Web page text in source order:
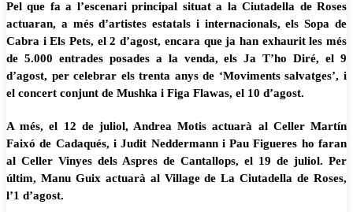
Pel que fa a l’escenari principal situat a la Ciutadella de Roses
actuaran, a més d’artistes estatals i internacionals, els Sopa de
Cabra i Els Pets, el 2 d’agost, encara que ja han exhaurit les més
de 5.000 entrades posades a la venda, els Ja T’ho Diré, el 9
d’agost, per celebrar els trenta anys de ‘Moviments salvatges’, i
el concert conjunt de Mushka i Figa Flawas, el 10 d’agost.
A més, el 12 de juliol, Andrea Motis actuarà al Celler Martín
Faixó de Cadaqués, i Judit Neddermann i Pau Figueres ho faran
al Celler Vinyes dels Aspres de Cantallops, el 19 de juliol. Per
últim, Manu Guix actuarà al Village de La Ciutadella de Roses,
l’1 d’agost.